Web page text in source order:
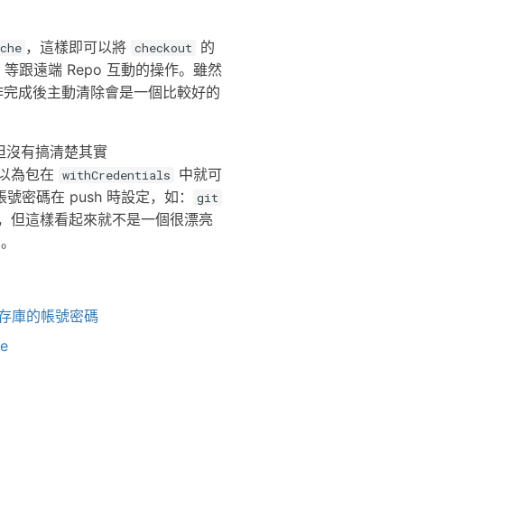
，這樣即可以將 checkout
的
跟遠端 Repo 互動的操作。雖然
成後主動清除會是一個比較好的
沒有搞清楚其實
為包在 withCredentials
中就可
密碼在 push 時設定，如：
git
但這樣看起來就不是一個很漂亮
庫的帳號密碼